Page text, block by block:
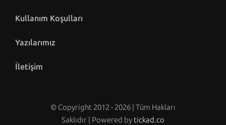
Kullanım Koşulları
Yazılarımız
İletişim
© Copyright 2012 - 2026 | Tüm Hakları
Saklıdır | Powered by tickad.co